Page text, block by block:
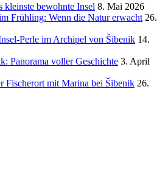
kleinste bewohnte Insel 8. Mai 2026
Frühling: Wenn die Natur erwacht 26.
Perle im Archipel von Šibenik 14.
Panorama voller Geschichte 3. April
Fischerort mit Marina bei Šibenik 26.